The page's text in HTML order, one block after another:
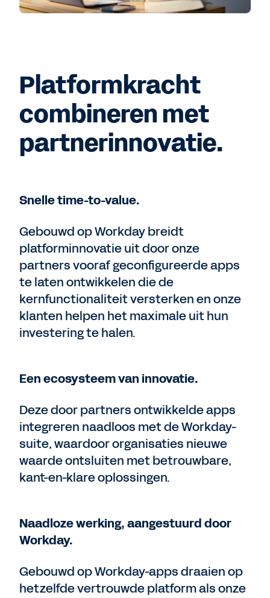
Platformkracht
combineren met
partnerinnovatie.
Snelle time-to-value.
Gebouwd op Workday breidt
platforminnovatie uit door onze
partners vooraf geconfigureerde apps
te laten ontwikkelen die de
kernfunctionaliteit versterken en onze
klanten helpen het maximale uit hun
investering te halen.
Een ecosysteem van innovatie.
Deze door partners ontwikkelde apps
integreren naadloos met de Workday-
suite, waardoor organisaties nieuwe
waarde ontsluiten met betrouwbare,
kant-en-klare oplossingen.
Naadloze werking, aangestuurd door
Workday.
Gebouwd op Workday-apps draaien op
hetzelfde vertrouwde platform als onze